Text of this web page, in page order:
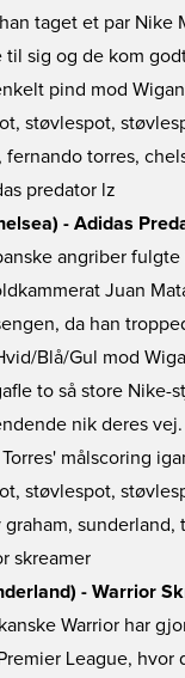
taget et par Nike
til sig og de kom
pind mod
- Adidas
angriber
Juan
da han
Blå/Gul mod
to så store Nike-
nik deres vej.
målscoring
- Warrior
Warrior har
League, hvor